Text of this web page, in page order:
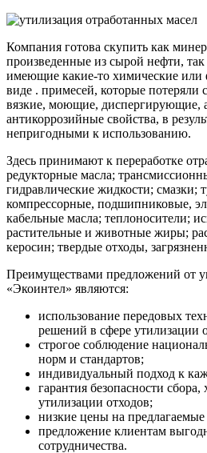
Компания готова скупить как
произведенные из сырой нефти, так
имеющие какие-то химические или
виде . примесей, которые потеряли
вязкие, моющие, диспергирующие,
антикоррозийные свойства, в
непригодными к использованию.
Здесь принимают к переработке
редукторные масла;
гидравлические жидкости; смазки;
компрессорные, подшипниковые,
кабельные масла; теплоносители;
растительные и животные жиры;
керосин; твердые отходы,
Преимуществами предложений от
«Экоинтел» являются:
использование передовых
решений в сфере утилизации
строгое соблюдение
норм и стандартов;
индивидуальный подход к
гарантия безопасности
утилизации отходов;
низкие цены на предлагаемые
предложение клиентам
сотрудничества.